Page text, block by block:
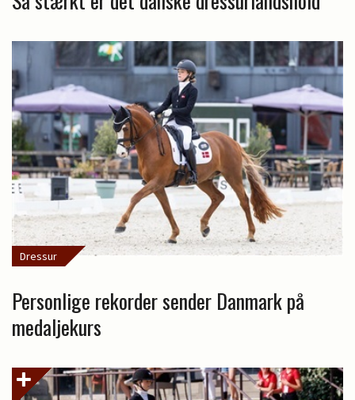
Dressur
Personlige rekorder sender Danmark på
medaljekurs